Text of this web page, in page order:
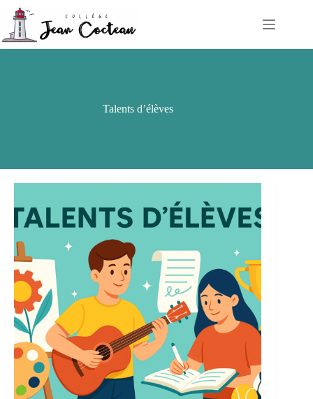
Passer
contenu
Talents d’élèves